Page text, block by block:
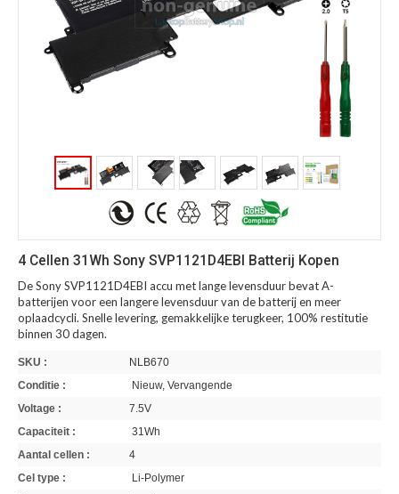
4 Cellen 31Wh Sony SVP1121D4EBI Batterij Kopen
De Sony SVP1121D4EBI accu met lange levensduur bevat A-
batterijen voor een langere levensduur van de batterij en meer
oplaadcycli. Snelle levering, gemakkelijke terugkeer, 100% restitutie
binnen 30 dagen.
SKU :
NLB670
Conditie :
Nieuw, Vervangende
Voltage :
7.5V
Capaciteit :
31Wh
Aantal cellen :
4
Cel type :
Li-Polymer